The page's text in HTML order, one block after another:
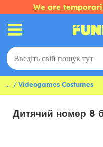
We are
... Videogames Costumes
Дитячий номер 8